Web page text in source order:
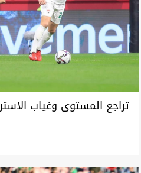
تراجع المستوى وغياب